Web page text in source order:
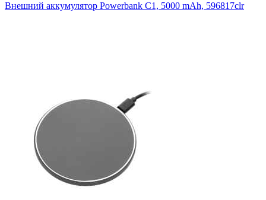
Внешний аккумулятор Powerbank C1, 5000 mAh, 596817clr